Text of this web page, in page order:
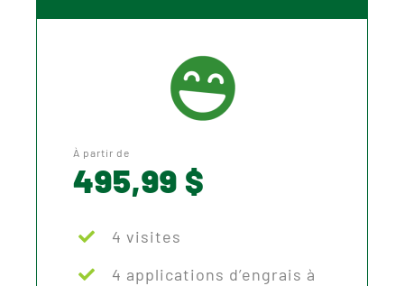
À partir de
495,99 $
4 visites
4 applications d’engrais à